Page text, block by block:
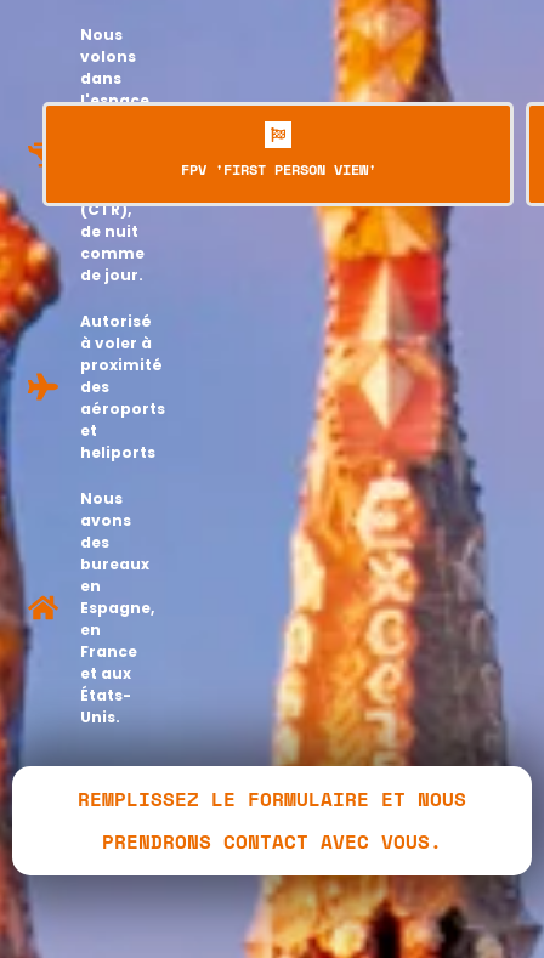
REMPLISSEZ LE FORMULAIRE ET NOUS
PRENDRONS CONTACT AVEC VOUS.
Nous
volons
dans
l'espace
(CTR),
de nuit
comme
de jour.
Autorisé
à voler à
proximité
des
aéroports
et
heliports
Nous
avons
des
bureaux
en
Espagne,
en
France
et aux
États-
Unis.
FPV 'FIRST PERSON VIEW'